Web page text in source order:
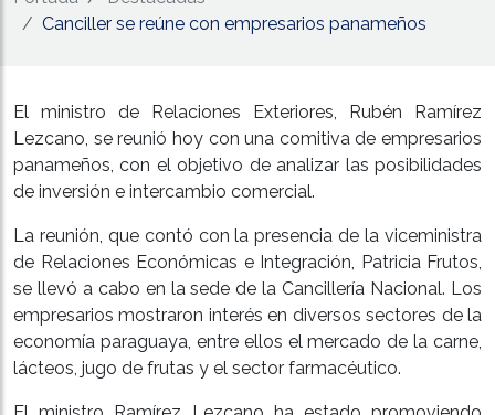
Canciller se reúne con empresarios panameños
El ministro de Relaciones Exteriores, Rubén Ramírez
Lezcano, se reunió hoy con una comitiva de empresarios
panameños, con el objetivo de analizar las posibilidades
de inversión e intercambio comercial.
La reunión, que contó con la presencia de la viceministra
de Relaciones Económicas e Integración, Patricia Frutos,
se llevó a cabo en la sede de la Cancillería Nacional. Los
empresarios mostraron interés en diversos sectores de la
economía paraguaya, entre ellos el mercado de la carne,
lácteos, jugo de frutas y el sector farmacéutico.